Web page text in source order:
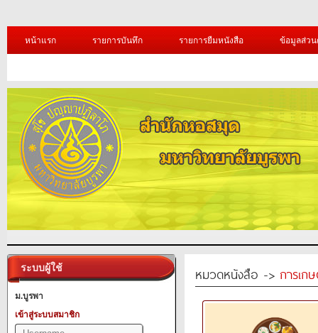
หน้าแรก รายการบันทึก รายการยืมหนังสือ ข้อมูลส่ว
ระบบผู้ใช้
ม.บูรพา
เข้าสู่ระบบสมาชิก
หมวดหนังสือ -> การเก